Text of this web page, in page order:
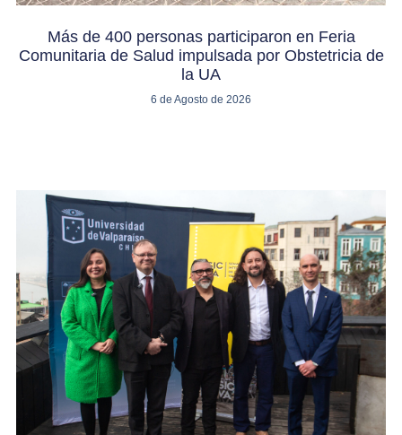
Más de 400 personas participaron en Feria
Comunitaria de Salud impulsada por Obstetricia de
la UA
6 de Agosto de 2026